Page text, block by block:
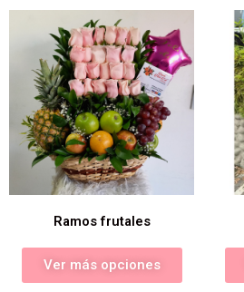
Ramos frutales
Ver más opciones